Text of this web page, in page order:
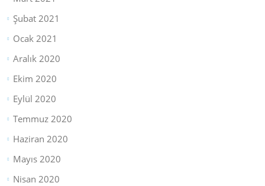
Şubat 2021
Ocak 2021
Aralık 2020
Ekim 2020
Eylül 2020
Temmuz 2020
Haziran 2020
Mayıs 2020
Nisan 2020